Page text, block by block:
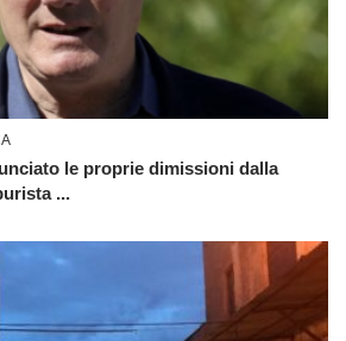
le proprie dimissioni dalla
...